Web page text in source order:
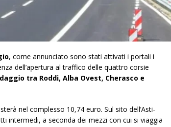
, come annunciato sono stati attivati i portali i
dell’apertura al traffico delle quattro corsie
tra Roddi, Alba Ovest, Cherasco e
nel complesso 10,74 euro. Sul sito dell’Asti-
intermedi, a seconda dei mezzi con cui si viaggia